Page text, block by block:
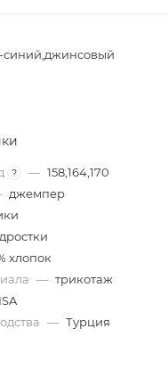
синий,джинсовый
? — 158,164,170
джемпер
хлопок
— трикотаж
— Турция